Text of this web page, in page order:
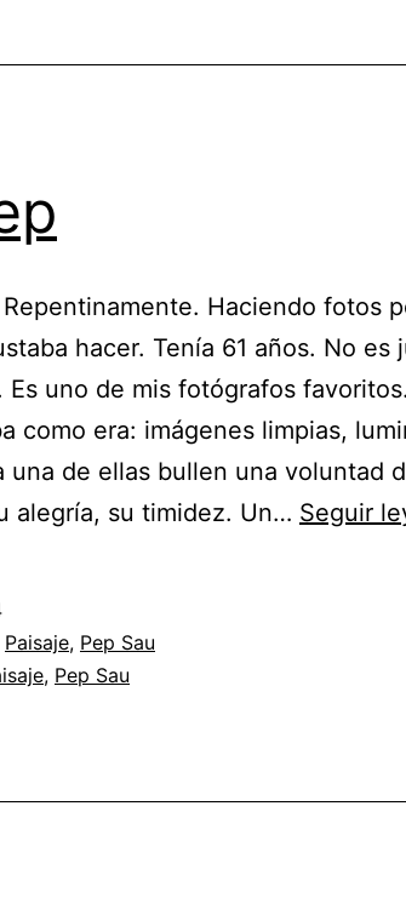
Haciendo fotos
hacer. Tenía 61 años. No es
Es uno de mis fotógrafos favoritos.
como era: imágenes limpias,
una de ellas bullen una voluntad
alegría, su timidez. Un… Seguir
Paisaje, Pep Sau
, Pep Sau